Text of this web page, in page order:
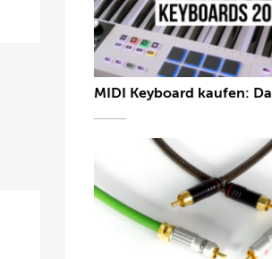
MIDI Keyboard kaufen: